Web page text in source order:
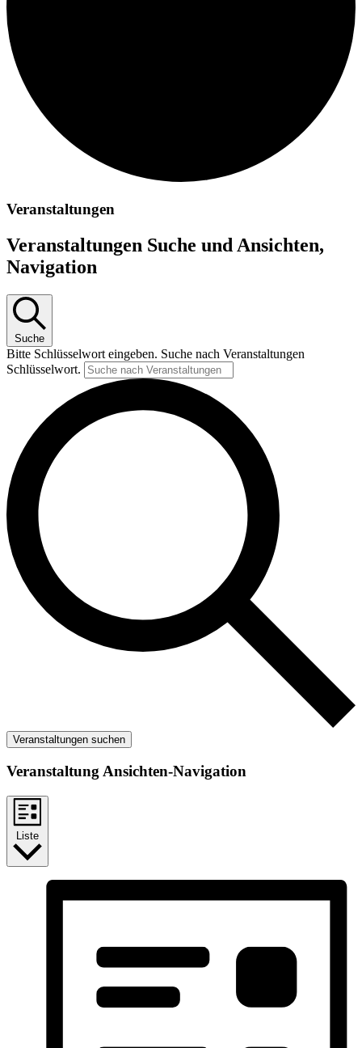
Veranstaltungen
Veranstaltungen Suche und Ansichten,
Navigation
Suche
Bitte Schlüsselwort eingeben. Suche nach Veranstaltungen
Schlüsselwort.
Veranstaltungen suchen
Veranstaltung Ansichten-Navigation
Liste